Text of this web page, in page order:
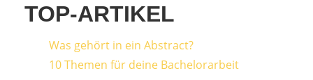
TOP-ARTIKEL
Was gehört in ein Abstract?
10 Themen für deine Bachelorarbeit